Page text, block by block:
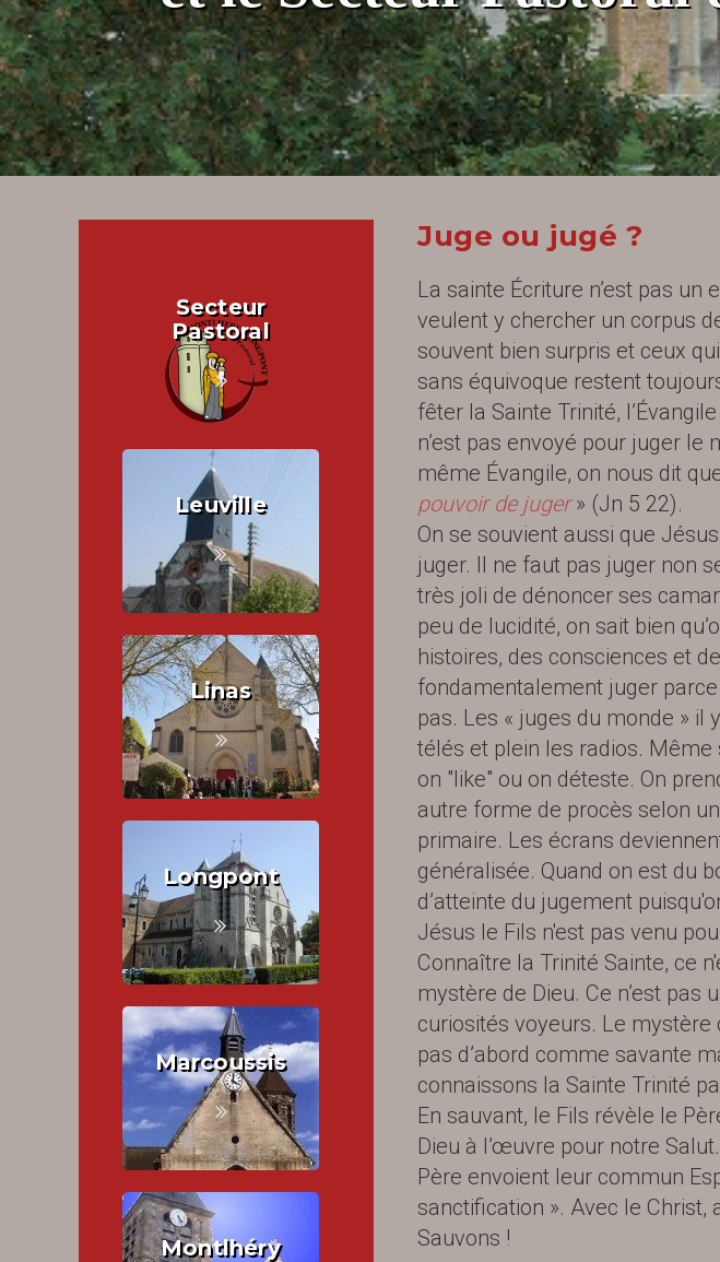
Juge ou jugé ?
La sainte Écriture n’est pas
veulent y chercher un corpus
souvent bien surpris et ceux
sans équivoque restent
fêter la Sainte Trinité,
n’est pas envoyé pour juger
même Évangile, on nous dit
pouvoir de juger» (Jn 5 22).
On se souvient aussi que
juger. Il ne faut pas juger non
très joli de dénoncer ses
peu de lucidité, on sait bien
histoires, des consciences et
fondamentalement juger
pas. Les « juges du monde » il
télés et plein les radios.
on "like" ou on déteste. On
autre forme de procès selon
primaire. Les écrans
généralisée. Quand on est du
d’atteinte du jugement
Jésus le Fils n'est pas venu
Connaître la Trinité Sainte, ce
mystère de Dieu. Ce n’est pas
curiosités voyeurs. Le mystère
pas d’abord comme savante
connaissons la Sainte Trinité
En sauvant, le Fils révèle le
Dieu à l’œuvre pour notre
Père envoient leur commun
sanctification ». Avec le Christ,
Sauvons !
Secteur
Pastoral
Leuville
Linas
Longpont
Marcoussis
Montlhéry